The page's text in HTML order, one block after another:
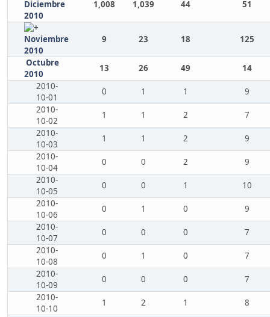
Diciembre
2010
1,008 1,039 44 51
Noviembre
2010
9 23 18 125
Octubre
2010
13 26 49
14
2010-
10-01
0 1 1
9
2010-
10-02
1 1 2
7
2010-
10-03
1 1 2
9
2010-
10-04
0 0 2
9
2010-
10-05
0 0 1
10
2010-
10-06
0 1 0
9
2010-
10-07
0 0 0
7
2010-
10-08
0 1 0
7
2010-
10-09
0 0 0
7
2010-
10-10
1 2 1
8